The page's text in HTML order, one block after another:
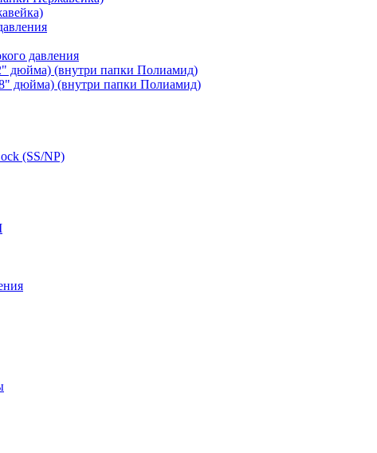
давления
дюйма) (внутри папки Полиамид)
дюйма) (внутри папки Полиамид)
(SS/NP)